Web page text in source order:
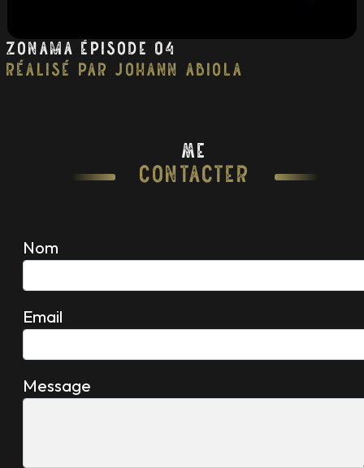
Zonama épisode 04
réalisé par Johann Abiola
Me
Contacter
Nom
Email
Message